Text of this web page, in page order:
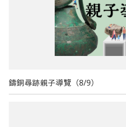
鑄銅尋跡親子導覽（8/9）